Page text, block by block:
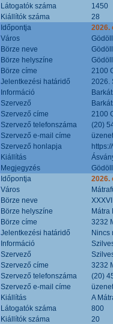
Látogatók száma
1450
Kiállítók száma
28
Időpontja
2026.
Város
Börze neve
Börze helyszíne
Börze címe
2100
Jelentkezési határidő
2026.
Információ
Szervező
Szervező címe
2100
Szervező telefonszáma
(20)
Szervező e-mail címe
Szervező honlapja
Kiállítás
Megjegyzés
Időpontja
2026.
Város
Börze neve
Börze helyszíne
Mátra
Börze címe
3232
Jelentkezési határidő
Nincs
Információ
Szervező
Szervező címe
3232
Szervező telefonszáma
(20)
Szervező e-mail címe
Kiállítás
A
Látogatók száma
800
Kiállítók száma
20